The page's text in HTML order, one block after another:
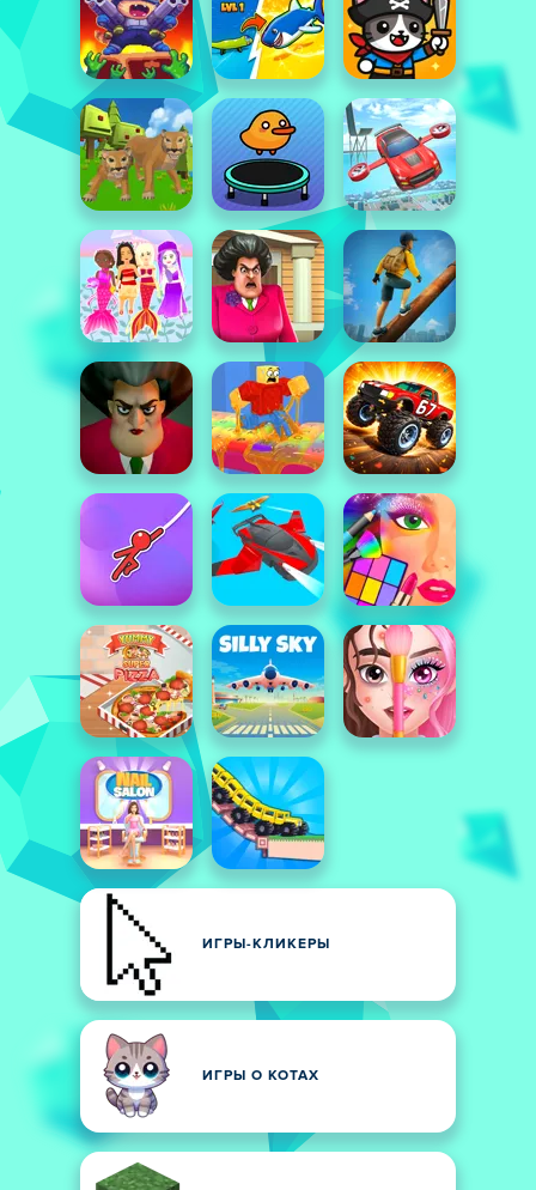
ИГРЫ-КЛИКЕРЫ
ИГРЫ О КОТАХ